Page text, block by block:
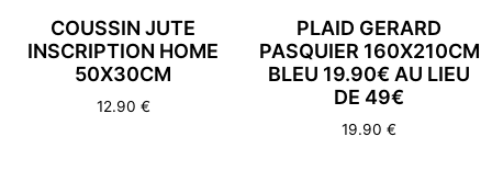
COUSSIN JUTE
INSCRIPTION HOME
50X30CM
12.90 €
PLAID GERARD
PASQUIER 160X210CM
BLEU 19.90€ AU LIEU
DE 49€
19.90 €